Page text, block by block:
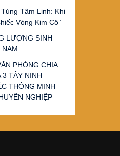
Tâm Linh: Khi
Vòng Kim Cô”
LƯỢNG SINH
NAM
PHÒNG CHIA
TÂY NINH –
THÔNG MINH –
NGHIỆP